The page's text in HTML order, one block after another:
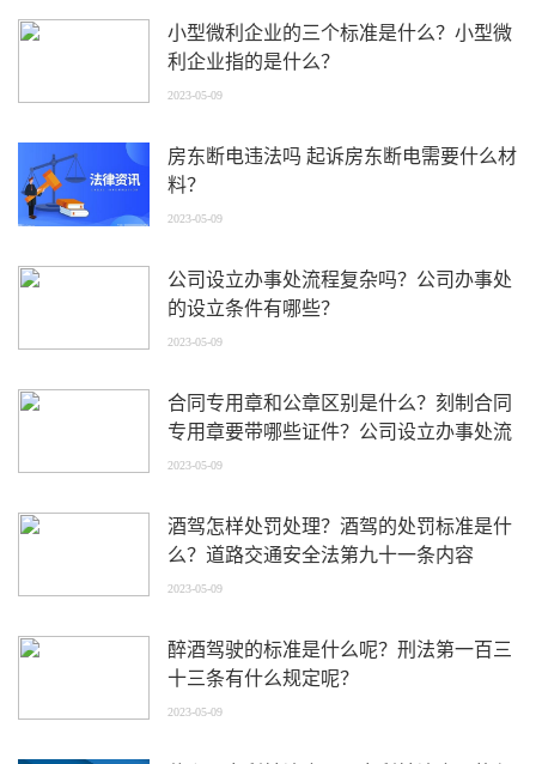
小型微利企业的三个标准是什么？小型微
利企业指的是什么？
2023-05-09
房东断电违法吗 起诉房东断电需要什么材
料？
2023-05-09
公司设立办事处流程复杂吗？公司办事处
的设立条件有哪些？
2023-05-09
合同专用章和公章区别是什么？刻制合同
专用章要带哪些证件？公司设立办事处流
程是怎样的？
2023-05-09
酒驾怎样处罚处理？酒驾的处罚标准是什
么？道路交通安全法第九十一条内容
2023-05-09
醉酒驾驶的标准是什么呢？刑法第一百三
十三条有什么规定呢？
2023-05-09